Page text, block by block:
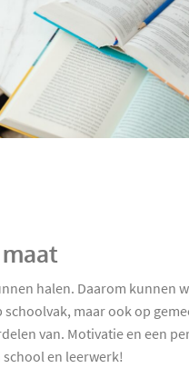
halen. Daarom kunnen
maar ook op
van. Motivatie en een
en leerwerk!